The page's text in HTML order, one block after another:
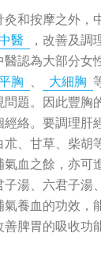
灸和按摩之外，
醫
，改善及調
醫認為大部分女
胸 大細胸
問題。因此豐胸
經絡。要調理
朮、甘草、柴胡
氣血之餘，亦可
子湯、六君子湯
氣養血的功效，
善脾胃的吸收功